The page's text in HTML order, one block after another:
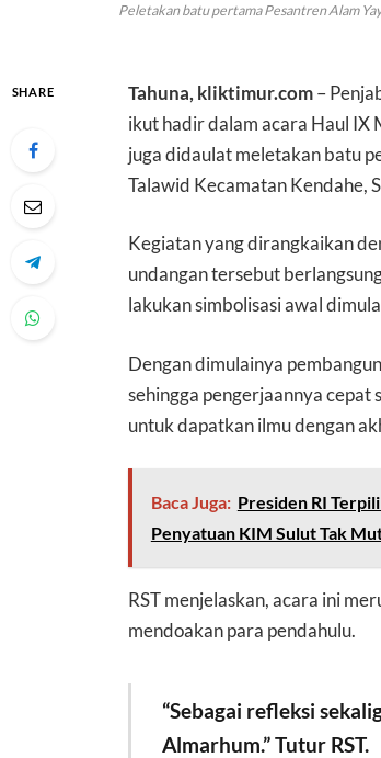
Peletakan batu pertama Pesantren Alam
SHARE Tahuna, kliktimur.com –
ikut hadir dalam acara Haul IX
juga didaulat meletakan batu
Talawid Kecamatan Kendahe,
Kegiatan yang dirangkaikan
undangan tersebut
lakukan simbolisasi awal
Dengan dimulainya
sehingga pengerjaannya
untuk dapatkan ilmu dengan
Baca Juga: Presiden RI
Penyatuan KIM Sulut Tak
RST menjelaskan, acara ini
mendoakan para pendahulu.
“Sebagai refleksi
Almarhum.” Tutur RST.